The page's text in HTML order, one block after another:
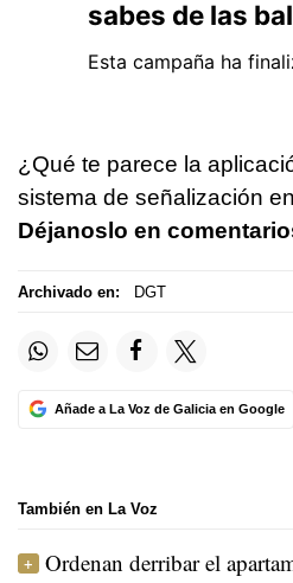
¿Qué te parece la
sistema de señalización
Déjanoslo en
Archivado en: DGT
Añade a La Voz de Galicia en Google
También en La Voz
Ordenan derribar el